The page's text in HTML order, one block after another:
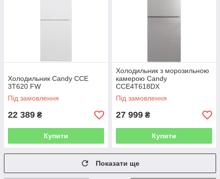
Холодильник Candy CCE
3T620 FW
Під замовлення
22 389 ₴
Купити
Холодильник з морозильною
камерою Candy
CCE4T618DX
Під замовлення
27 999 ₴
Купити
Показати ще